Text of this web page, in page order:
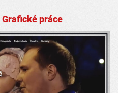
Grafické práce